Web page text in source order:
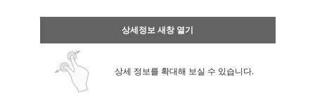
상세정보 새창 열기
상세 정보를 확대해 보실 수 있습니다.